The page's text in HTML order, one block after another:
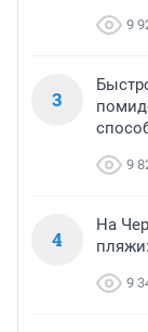
9
3
9
4
На
9